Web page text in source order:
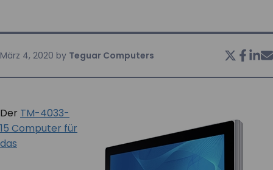
KONTAKT
März 4, 2020 by Teguar Computers
Der TM-4033-
15 Computer für
das